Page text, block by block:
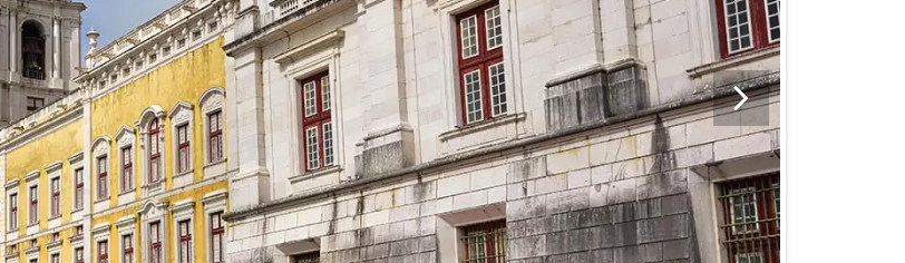
TOUR FÁTIMA, BATALHA, NAZARÉ & ÓBIDOS (9H)
TOUR FÁTIMA & ALJUSTREL (5H)
TOUR COIMBRA – A CIDADE DOS ESTUDANTES (10H)
TOUR PORTO – A CIDADE INVICTA (10H)
TOUR ÉVORA – A CIDADE-MUSEU (5H)
TOUR ÉVORA, HERDADE DO ESPORÃO & MONSARAZ (9H)
TOUR ÉVORA, ADEGA CARTUXA & QUEIJARIA TRADICIONAL (8H)
TOUR ÉVORA & VILA VIÇOSA (9H)